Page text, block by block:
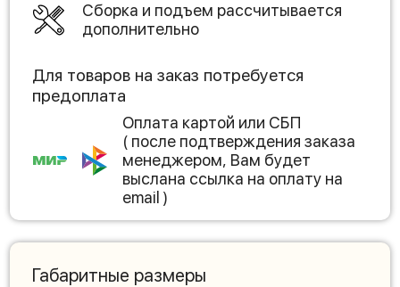
Сборка и подъем рассчитывается
дополнительно
Для товаров на заказ потребуется
предоплата
Оплата картой или СБП
( после подтверждения заказа
менеджером, Вам будет
выслана ссылка на оплату на
email )
Габаритные размеры